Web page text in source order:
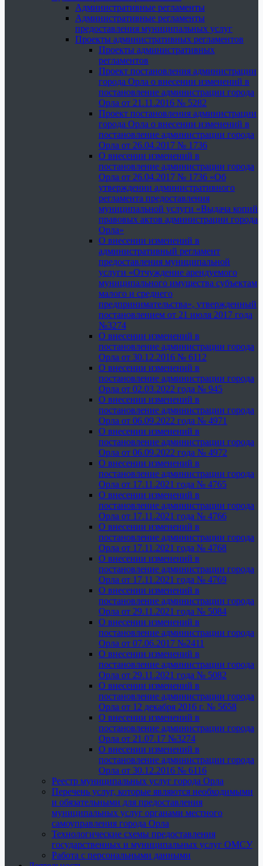
Административные регламенты
Административные регламенты
предоставления муниципальных услуг
Проекты административных регламентов
Проекты административных
регламентов
Проект постановления администрации
города Орла о внесении изменений в
постановление администрации города
Орла от 21.11.2016 № 5282
Проект постановления администрации
города Орла о внесении изменений в
постановление администрации города
Орла от 26.04.2017 № 1736
О внесении изменений в
постановление администрации города
Орла от 26.04.2017 № 1736 «Об
утверждении административного
регламента предоставления
муниципальной услуги «Выдача копий
правовых актов администрации города
Орла»
О внесении изменений в
административный регламент
предоставления муниципальной
услуги «Отчуждение арендуемого
муниципального имущества субъектам
малого и среднего
предпринимательства», утвержденный
постановлением от 21 июля 2017 года
№3274
О внесении изменений в
постановление администрации города
Орла от 30.12.2016 № 6112
О внесении изменений в
постановление администрации города
Орла от 02.03.2022 года № 945
О внесении изменений в
постановление администрации города
Орла от 06.09.2022 года № 4971
О внесении изменений в
постановление администрации города
Орла от 06.09.2022 года № 4972
О внесении изменений в
постановление администрации города
Орла от 17.11.2021 года № 4765
О внесении изменений в
постановление администрации города
Орла от 17.11.2021 года № 4766
О внесении изменений в
постановление администрации города
Орла от 17.11.2021 года № 4768
О внесении изменений в
постановление администрации города
Орла от 17.11.2021 года № 4769
О внесении изменений в
постановление администрации города
Орла от 29.11.2021 года № 5084
О внесении изменений в
постановление администрации города
Орла от 07.06.2017 №2411
О внесении изменений в
постановление администрации города
Орла от 29.11.2021 года № 5082
О внесении изменений в
постановление администрации города
Орла от 12 декабря 2016 г. № 5658
О внесении изменений в
постановление администрации города
Орла от 21.07.17 №3274
О внесении изменений в
постановление администрации города
Орла от 30.12.2016 № 6116
Реестр муниципальных услуг города Орла
Перечень услуг, которые являются необходимыми
и обязательными для предоставления
муниципальных услуг органами местного
самоуправления города Орла
Технологические схемы предоставления
государственных и муниципальных услуг ОМСУ
Работа с персональными данными